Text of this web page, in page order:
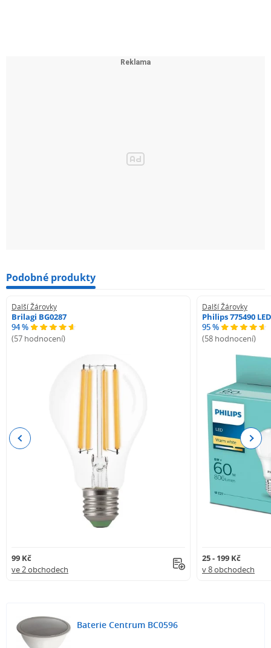
Podobné produkty
Další Žárovky
Brilagi BG0287
94 %
(57 hodnocení)
99 Kč
ve 2 obchodech
Další Žárovky
Philips 775490
95 %
(58 hodnocení)
25 - 199 Kč
v 8 obchodech
Previous Next
Baterie Centrum BC0596